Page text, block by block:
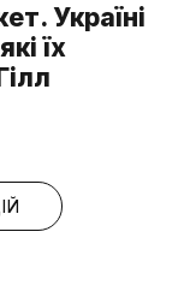
Україні
їх